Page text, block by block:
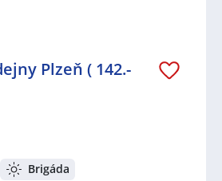
Plzeň ( 142.-
Brigáda